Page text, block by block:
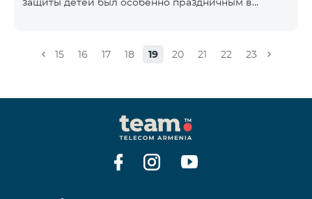
годовщину. По этому случаю более 200
помощью воздушных шариков, а затем с помощью
фонариков. Кроме того, дети подготовили флаги с
изображением произведений ЦИГ в саду
скульптур Гафесчян в рамках творческой
программы «Твой флаг»
15 16 17 18 19 20 21 22 23